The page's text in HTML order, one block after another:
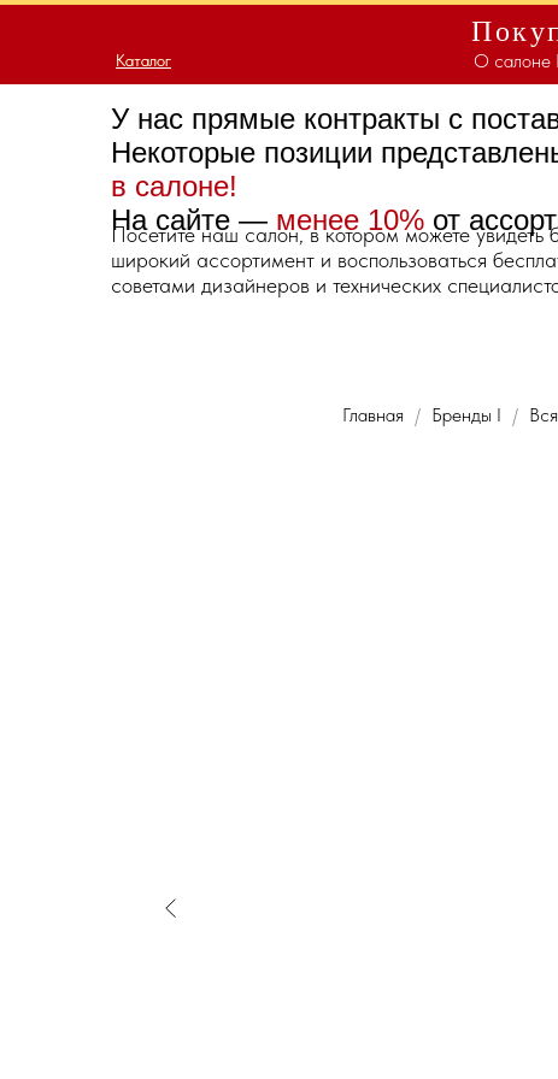
Каталог
Каталог О салоне I
У нас прямые контракты с
Некоторые позиции
в салоне!
На сайте — менее 10% от
Посетите наш салон, в котором можете увидеть
широкий ассортимент и воспользоваться
советами дизайнеров и технических
Главная Бренды I